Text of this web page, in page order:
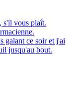
s'il vous plaît.
galant ce soir et j'ai
jusqu'au bout.